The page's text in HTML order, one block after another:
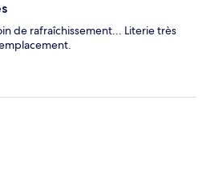
de rafraîchissement... Literie très